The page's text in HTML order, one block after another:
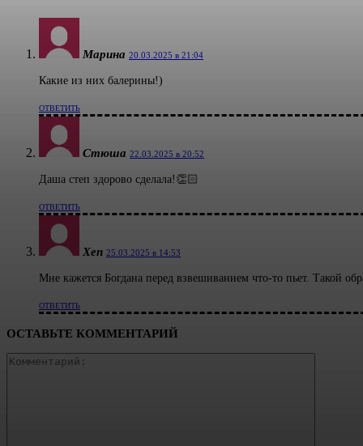
Марина 20.03.2025 в 21:04
Какие из них балерины!)
ОТВЕТИТЬ
Стюша 22.03.2025 в 20:52
Даша степ здорово сделала!👏🏻
ОТВЕТИТЬ
Xen 25.03.2025 в 14:53
Мне кажется Богдана перед взвешиванием что-то пьет. Такой
ОТВЕТИТЬ
ОСТАВЬТЕ КОММЕНТАРИЙ